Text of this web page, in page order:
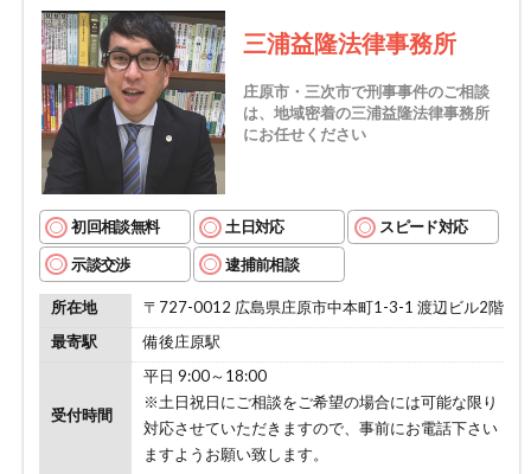
三浦益隆法律事務所
庄原市・三次市で刑事事件のご相談
は、地域密着の三浦益隆法律事務所
にお任せください
初回相談無料 土日対応 スピード対応
示談交渉 逮捕前相談
所在地
〒727-0012 広島県庄原市中本町1-3-1 渡辺ビル2階
最寄駅
備後庄原駅
受付時間
平日 9:00～18:00
※土日祝日にご相談をご希望の場合には可能な限り
対応させていただきますので、事前にお電話下さい
ますようお願い致します。